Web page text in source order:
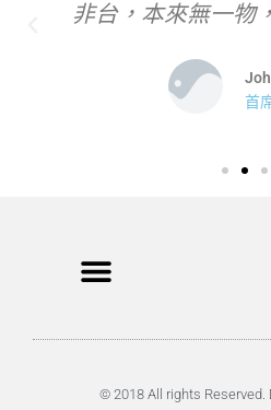
非台，本來無一物
首
© 2018 All rights Reserved.